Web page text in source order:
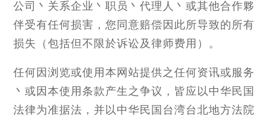
公司丶关系企业丶职员丶代理人丶或其他合作夥
伴受有任何损害，您同意赔偿因此所导致的所有
损失（包括但不限於诉讼及律师费用）。
任何因浏览或使用本网站提供之任何资讯或服务
丶或因本使用条款产生之争议，皆应以中华民国
法律为准据法，并以中华民国台湾台北地方法院